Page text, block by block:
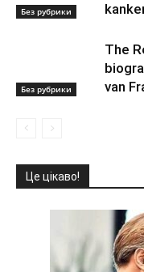
Без рубрики
Без рубрики
The
van
Це цікаво!